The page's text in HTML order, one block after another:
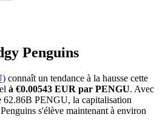
crypto-monnaie
Penguins
connaît un tendance à la hausse cette
à €0.00543 EUR par PENGU. Avec
62.86B PENGU, la capitalisation
s'élève maintenant à environ